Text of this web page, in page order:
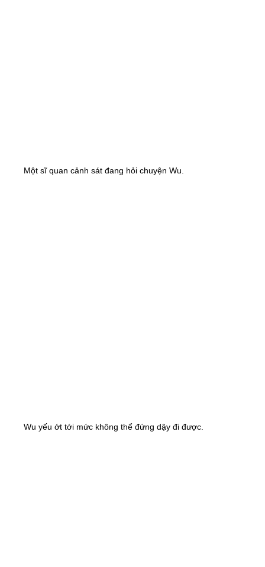
Một sĩ quan cảnh sát đang hỏi chuyện Wu.
Wu yếu ớt tới mức không thể đứng dậy đi được.